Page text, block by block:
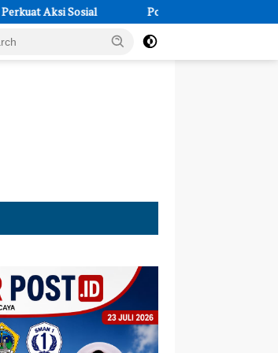
Polres Kebumen Siapkan Trainer AI untuk